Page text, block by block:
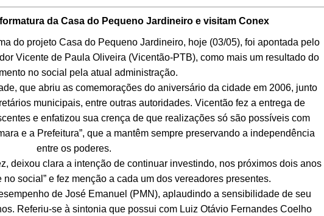
da Casa do Pequeno Jardineiro e visitam Conex
do projeto Casa do Pequeno Jardineiro, hoje (03/05), foi apontada pelo
Vicente de Paula Oliveira (Vicentão-PTB), como mais um resultado do
no social pela atual administração.
que abriu as comemorações do aniversário da cidade em 2006, junto
municipais, entre outras autoridades. Vicentão fez a entrega de
e enfatizou sua crença de que realizações só são possíveis com
e a Prefeitura”, que a mantêm sempre preservando a independência
entre os poderes.
clara a intenção de continuar investindo, nos próximos dois anos
social” e fez menção a cada um dos vereadores presentes.
de José Emanuel (PMN), aplaudindo a sensibilidade de seu
Referiu-se à sintonia que possui com Luiz Otávio Fernandes Coelho